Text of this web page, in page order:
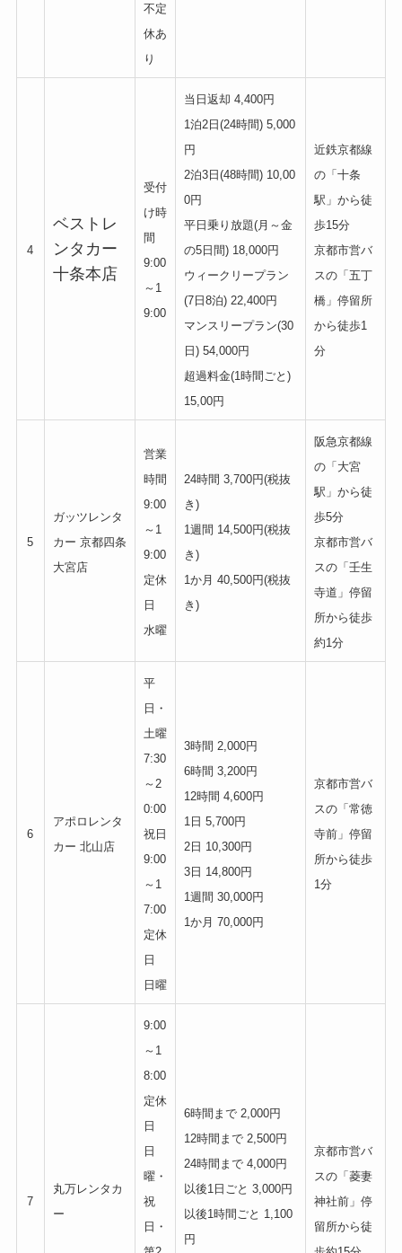
不定
休あ
り
4
ベストレ
ンタカー
十条本店
受付
け時
間
9:00
～1
9:00
当日返却 4,400円
1泊2日(24時間) 5,000
円
2泊3日(48時間) 10,00
0円
平日乗り放題(月～金
の5日間) 18,000円
ウィークリープラン
(7日8泊) 22,400円
マンスリープラン(30
日) 54,000円
超過料金(1時間ごと)
15,00円
近鉄京都線
の「十条
駅」から徒
歩15分
京都市営バ
スの「五丁
橋」停留所
から徒歩1
分
5
ガッツレンタ
カー 京都四条
大宮店
営業
時間
9:00
～1
9:00
定休
日
水曜
24時間 3,700円(税抜
き)
1週間 14,500円(税抜
き)
1か月 40,500円(税抜
き)
阪急京都線
の「大宮
駅」から徒
歩5分
京都市営バ
スの「壬生
寺道」停留
所から徒歩
約1分
6
アポロレンタ
カー 北山店
平
日・
土曜
7:30
～2
0:00
祝日
9:00
～1
7:00
定休
日
日曜
3時間 2,000円
6時間 3,200円
12時間 4,600円
1日 5,700円
2日 10,300円
3日 14,800円
1週間 30,000円
1か月 70,000円
京都市営バ
スの「常徳
寺前」停留
所から徒歩
1分
7
丸万レンタカ
ー
9:00
～1
8:00
定休
日
日
曜・
祝
日・
6時間まで 2,000円
12時間まで 2,500円
24時間まで 4,000円
以後1日ごと 3,000円
以後1時間ごと 1,100
円
京都市営バ
スの「菱妻
神社前」停
留所から徒